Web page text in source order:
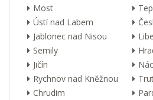
Most
Ústí nad Labem
Jablonec nad Nisou
Semily
Jičín
Rychnov nad Kněžnou
Chrudim